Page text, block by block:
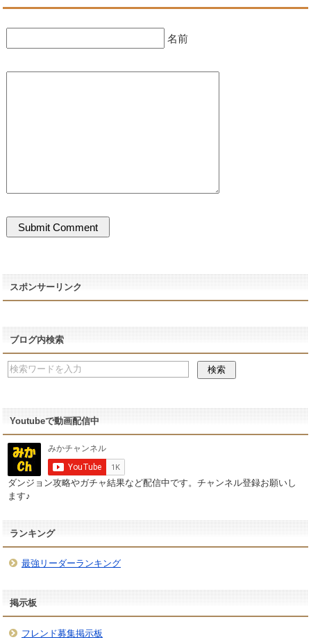
名前
スポンサーリンク
ブログ内検索
Youtubeで動画配信中
ダンジョン攻略やガチャ結果など配信中です。チャンネル登録お願いし
ます♪
ランキング
最強リーダーランキング
掲示板
フレンド募集掲示板